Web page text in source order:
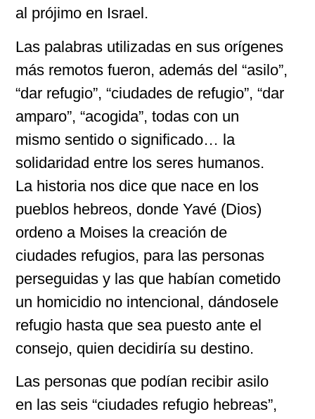
al prójimo en Israel.
Las palabras utilizadas en sus orígenes
más remotos fueron, además del “asilo”,
“dar refugio”, “ciudades de refugio”, “dar
amparo”, “acogida”, todas con un
mismo sentido o significado… la
solidaridad entre los seres humanos.
La historia nos dice que nace en los
pueblos hebreos, donde Yavé (Dios)
ordeno a Moises la creación de
ciudades refugios, para las personas
perseguidas y las que habían cometido
un homicidio no intencional, dándosele
refugio hasta que sea puesto ante el
consejo, quien decidiría su destino.
Las personas que podían recibir asilo
en las seis “ciudades refugio hebreas”,